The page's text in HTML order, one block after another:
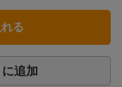
る
追加